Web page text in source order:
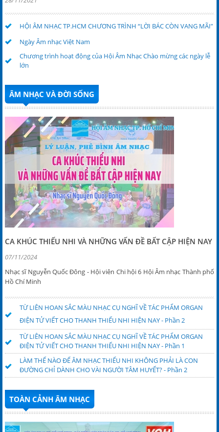
HỘI ÂM NHẠC TP.HCM CHƯƠNG TRÌNH “LỜI BÁC CÒN VANG MÃI”
Ngày Âm nhạc Việt Nam
Chương trình hoạt động của Hội Âm Nhạc Chào mừng các ngày lễ
lớn
ÂM NHẠC VÀ ĐỜI SỐNG
CA KHÚC THIẾU NHI VÀ NHỮNG VẤN ĐỀ BẤT CẬP HIỆN NAY
07/11/2024
Nhạc sĩ Nguyễn Quốc Đông - Hội viên Chi hội 6 Hội Âm nhạc Thành phố
Hồ Chí Minh
TỪ LIÊN HOAN SẮC MÀU NHẠC CỤ NGHĨ VỀ TÁC PHẨM ORGAN
ĐIỆN TỬ VIẾT CHO THANH THIẾU NHI HIỆN NAY - Phần 2
TỪ LIÊN HOAN SẮC MÀU NHẠC CỤ NGHĨ VỀ TÁC PHẨM ORGAN
ĐIỆN TỬ VIẾT CHO THANH THIẾU NHI HIỆN NAY - Phần 1
LÀM THẾ NÀO ĐỂ ÂM NHẠC THIẾU NHI KHÔNG PHẢI LÀ CON
ĐƯỜNG CHỈ DÀNH CHO VÀI NGƯỜI TÂM HUYẾT? - Phần 2
TOÀN CẢNH ÂM NHẠC